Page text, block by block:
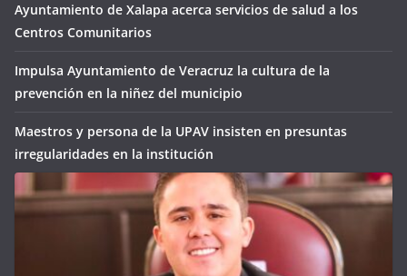
Ayuntamiento de Xalapa acerca servicios de salud a los
Centros Comunitarios
Impulsa Ayuntamiento de Veracruz la cultura de la
prevención en la niñez del municipio
Maestros y persona de la UPAV insisten en presuntas
irregularidades en la institución